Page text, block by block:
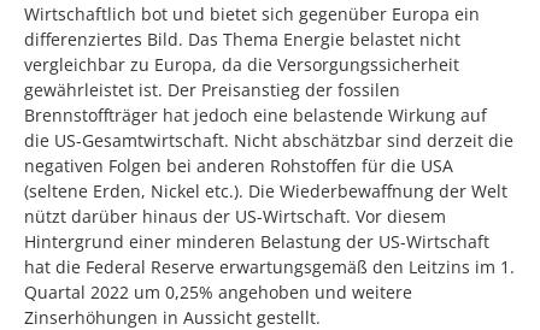
Wirtschaftlich bot und bietet sich gegenüber Europa ein
differenziertes Bild. Das Thema Energie belastet nicht
vergleichbar zu Europa, da die Versorgungssicherheit
gewährleistet ist. Der Preisanstieg der fossilen
Brennstoffträger hat jedoch eine belastende Wirkung auf
die US-Gesamtwirtschaft. Nicht abschätzbar sind derzeit die
negativen Folgen bei anderen Rohstoffen für die USA
(seltene Erden, Nickel etc.). Die Wiederbewaffnung der Welt
nützt darüber hinaus der US-Wirtschaft. Vor diesem
Hintergrund einer minderen Belastung der US-Wirtschaft
hat die Federal Reserve erwartungsgemäß den Leitzins im 1.
Quartal 2022 um 0,25% angehoben und weitere
Zinserhöhungen in Aussicht gestellt.